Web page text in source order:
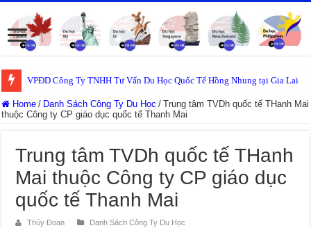
VPĐD Công Ty TNHH Tư Vấn Du Học Quốc Tế Hồng Nhung tại Gia Lai
Home / Danh Sách Công Ty Du Học / Trung tâm TVDh quốc tế THanh Mai
thuộc Công ty CP giáo dục quốc tế Thanh Mai
Trung tâm TVDh quốc tế THanh
Mai thuộc Công ty CP giáo dục
quốc tế Thanh Mai
Thúy Đoan Danh Sách Công Ty Du Học